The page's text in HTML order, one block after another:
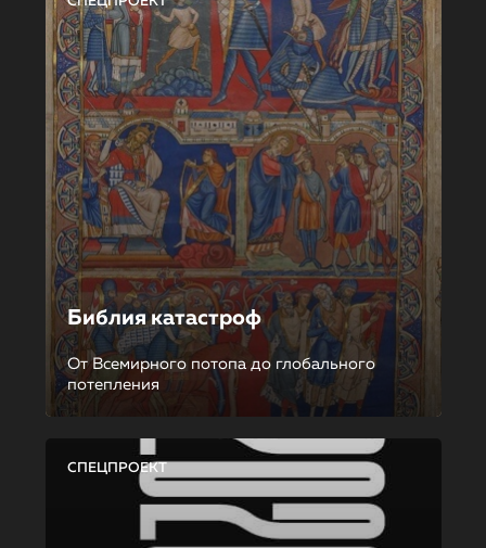
Библия катастроф
От Всемирного потопа до глобального
потепления
СПЕЦПРОЕКТ